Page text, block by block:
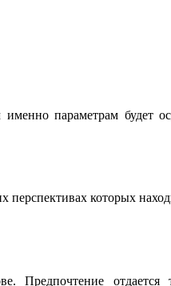
параметрам будет
которых
Предпочтение